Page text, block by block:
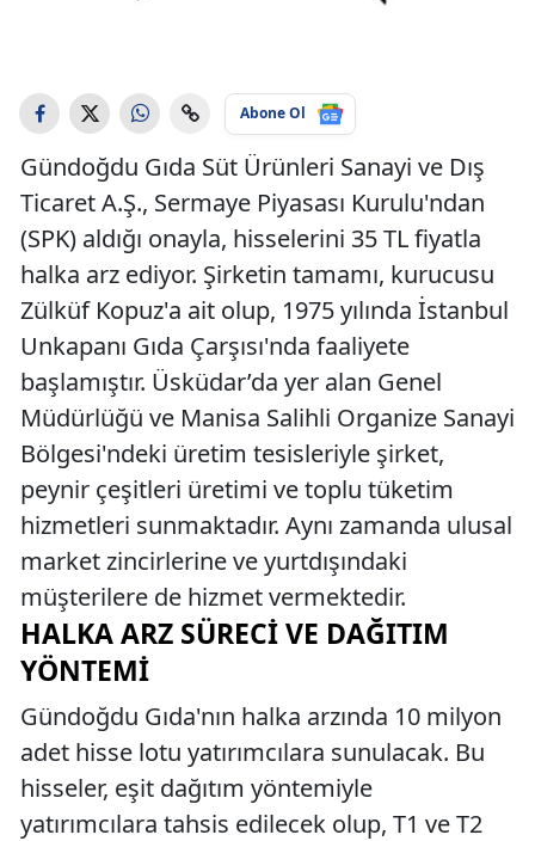
Abone Ol
Gündoğdu Gıda Süt Ürünleri Sanayi ve Dış
Ticaret A.Ş., Sermaye Piyasası Kurulu'ndan
(SPK) aldığı onayla, hisselerini 35 TL fiyatla
halka arz ediyor. Şirketin tamamı, kurucusu
Zülküf Kopuz'a ait olup, 1975 yılında İstanbul
Unkapanı Gıda Çarşısı'nda faaliyete
başlamıştır. Üsküdar’da yer alan Genel
Müdürlüğü ve Manisa Salihli Organize Sanayi
Bölgesi'ndeki üretim tesisleriyle şirket,
peynir çeşitleri üretimi ve toplu tüketim
hizmetleri sunmaktadır. Aynı zamanda ulusal
market zincirlerine ve yurtdışındaki
müşterilere de hizmet vermektedir.
HALKA ARZ SÜRECI VE DAĞITIM
YÖNTEMI
Gündoğdu Gıda'nın halka arzında 10 milyon
adet hisse lotu yatırımcılara sunulacak. Bu
hisseler, eşit dağıtım yöntemiyle
yatırımcılara tahsis edilecek olup, T1 ve T2